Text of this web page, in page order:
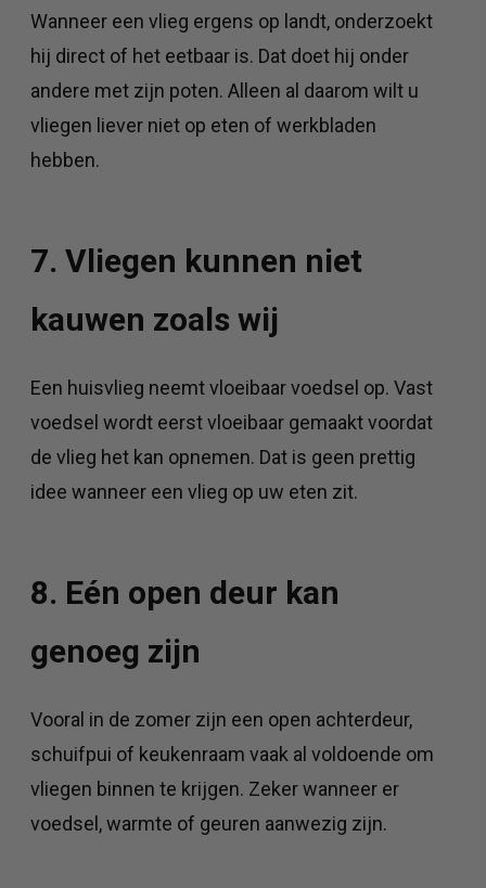
Wanneer een vlieg ergens op landt, onderzoekt
hij direct of het eetbaar is. Dat doet hij onder
andere met zijn poten. Alleen al daarom wilt u
vliegen liever niet op eten of werkbladen
hebben.
7. Vliegen kunnen niet
kauwen zoals wij
Een huisvlieg neemt vloeibaar voedsel op. Vast
voedsel wordt eerst vloeibaar gemaakt voordat
de vlieg het kan opnemen. Dat is geen prettig
idee wanneer een vlieg op uw eten zit.
8. Eén open deur kan
genoeg zijn
Vooral in de zomer zijn een open achterdeur,
schuifpui of keukenraam vaak al voldoende om
vliegen binnen te krijgen. Zeker wanneer er
voedsel, warmte of geuren aanwezig zijn.